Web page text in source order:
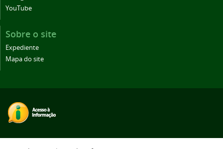
YouTube
Sobre o site
Expediente
Mapa do site